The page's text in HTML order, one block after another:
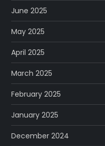
June 2025
May 2025
April 2025
March 2025
February 2025
January 2025
December 2024